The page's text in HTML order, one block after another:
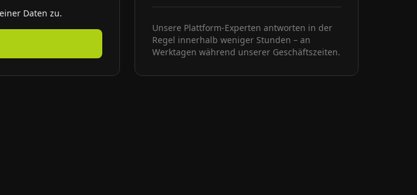
Daten zu.
Unsere Plattform-Experten antworten in der
Regel innerhalb weniger Stunden – an
Werktagen während unserer Geschäftszeiten.